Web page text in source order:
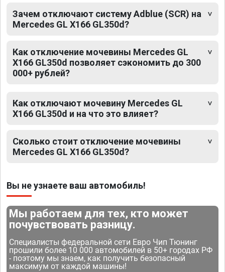
Зачем отключают систему Adblue (SCR) на
Mercedes GL X166 GL350d?
Как отключение мочевины Mercedes GL
X166 GL350d позволяет сэкономить до 300
000+ рублей?
Как отключают мочевину Mercedes GL
X166 GL350d и на что это влияет?
Сколько стоит отключение мочевины
Mercedes GL X166 GL350d?
Вы не узнаете ваш автомобиль!
Мы работаем для тех, кто может
почувствовать разницу.
Специалисты федеральной сети Евро Чип Тюнинг
прошили более 10 000 автомобилей в 50+ городах РФ
- поэтому мы знаем, как получить безопасный
максимум от каждой машины!